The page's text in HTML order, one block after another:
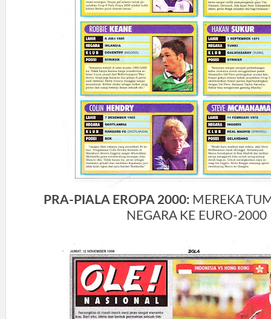
PRA-PIALA EROPA 2000: MEREKA
NEGARA KE EURO-2000